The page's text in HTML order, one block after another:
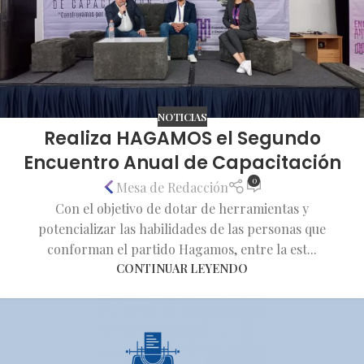
NOTICIAS
Realiza HAGAMOS el Segundo
Encuentro Anual de Capacitación
Mesa de Redacción 0
Con el objetivo de dotar de herramientas y
potencializar las habilidades de las personas que
conforman el partido Hagamos, entre la est...
CONTINUAR LEYENDO